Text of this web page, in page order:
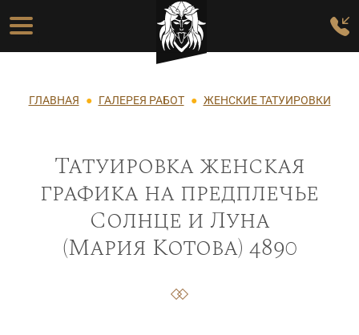
Перейти к основному содержанию
Основная навигация
Строка навигации
ГЛАВНАЯ ГАЛЕРЕЯ РАБОТ ЖЕНСКИЕ ТАТУИРОВКИ
Татуировка женская
графика на предплечье
Солнце и Луна
(Мария Котова) 4890